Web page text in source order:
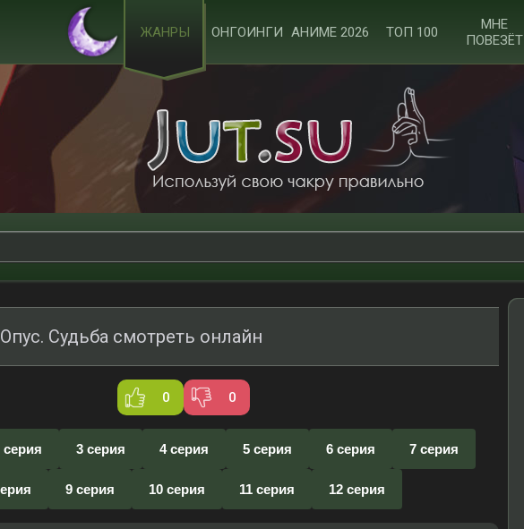
ЖАНРЫ ОНГОИНГИ АНИМЕ 2026 ТОП 100
МНЕ
ПОВЕЗЁТ
Судьба смотреть онлайн
0 0
серия 3 серия 4 серия 5 серия 6 серия 7 серия
9 серия 10 серия 11 серия 12 серия